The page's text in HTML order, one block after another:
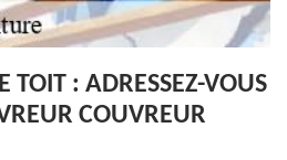
TOIT : ADRESSEZ-VOUS
COUVREUR